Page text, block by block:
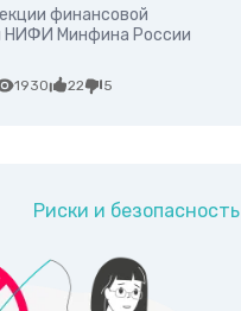
финансовой
НИФИ Минфина России
1930 22 5
Риски и безопасность